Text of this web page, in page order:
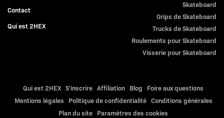
Contact
Qui est 2HEX
Skateboard
Grips de Skateboard
Trucks de Skateboard
Roulements pour Skateboard
Visserie pour Skateboard
Qui est 2HEX S'inscrire Affiliation Blog
Foire aux questions
Mentions légales
Politique de confidentialité Conditions générales
Plan du site
Paramètres des cookies